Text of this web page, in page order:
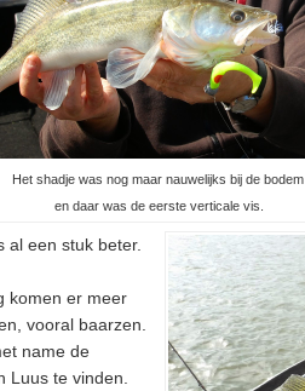
Het shadje was nog maar nauwelijks bij de bodem
en daar was de eerste verticale vis.
al een stuk beter.
komen er meer
vooral baarzen.
name de
Luus te vinden.